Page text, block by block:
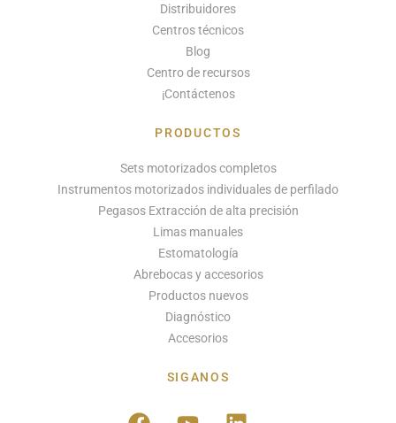
Distribuidores
Centros técnicos
Blog
Centro de recursos
¡Contáctenos
PRODUCTOS
Sets motorizados completos
Instrumentos motorizados individuales de perfilado
Pegasos Extracción de alta precisión
Limas manuales
Estomatología
Abrebocas y accesorios
Productos nuevos
Diagnóstico
Accesorios
SIGANOS